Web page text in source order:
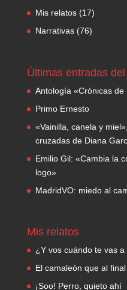
Mis relatos(17)
Narrativas(76)
Últimas entradas
Antología «Crónicas
Primo Ernesto
«Vainilla, canela y
cruzadas de Diana
Emilio Gil: «Cambia la
logo»
MadridVO: miedo al
Mis relatos
¿Y vos cuándo te vas
El camaleón que al
¡Soo! Perro, quieto ahí